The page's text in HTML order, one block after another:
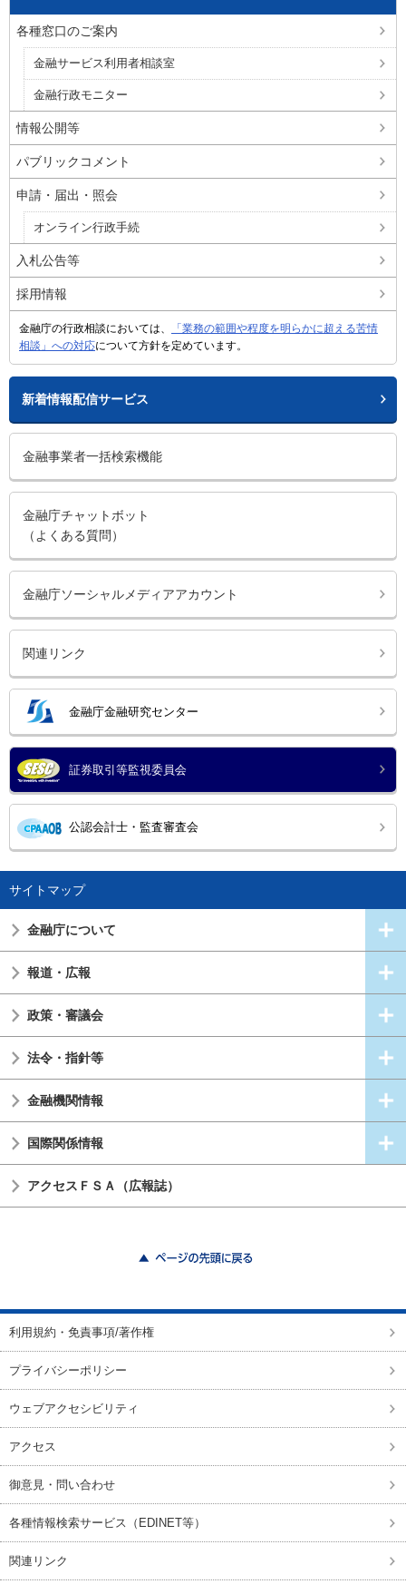
各種窓口のご案内
金融サービス利用者相談室
金融行政モニター
情報公開等
パブリックコメント
申請・届出・照会
オンライン行政手続
入札公告等
採用情報
金融庁の行政相談においては、
「業務の範囲や程度を明らかに超える苦情
相談」への対応について方針を定めています。
新着情報配信サービス
金融事業者一括検索機能
金融庁チャットボット
（よくある質問）
金融庁ソーシャルメディアアカウント
関連リンク
金融庁金融研究センター
証券取引等監視委員会
公認会計士・監査審査会
サイトマップ
金融庁について
報道・広報
政策・審議会
法令・指針等
金融機関情報
国際関係情報
アクセスＦＳＡ（広報誌）
利用規約・免責事項/著作権
プライバシーポリシー
ウェブアクセシビリティ
アクセス
御意見・問い合わせ
各種情報検索サービス（EDINET等）
関連リンク